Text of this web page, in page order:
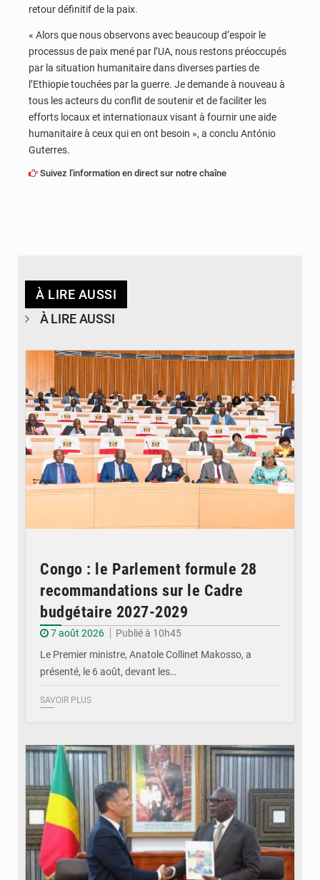
retour définitif de la paix.
« Alors que nous observons avec beaucoup d’espoir le
processus de paix mené par l’UA, nous restons préoccupés
par la situation humanitaire dans diverses parties de
l’Ethiopie touchées par la guerre. Je demande à nouveau à
tous les acteurs du conflit de soutenir et de faciliter les
efforts locaux et internationaux visant à fournir une aide
humanitaire à ceux qui en ont besoin », a conclu António
Guterres.
Suivez l'information en direct sur notre chaîne
À LIRE AUSSI
À LIRE AUSSI
Congo : le Parlement formule 28
recommandations sur le Cadre
budgétaire 2027-2029
7 août 2026
Publié à 10h45
Le Premier ministre, Anatole Collinet Makosso, a
présenté, le 6 août, devant les…
SAVOIR PLUS